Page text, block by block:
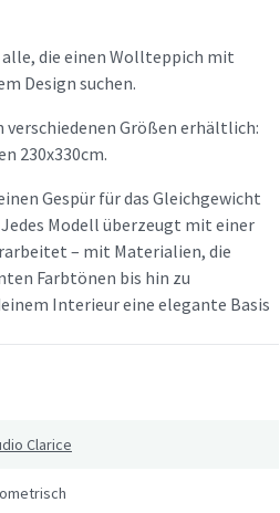
die einen Wollteppich mit
Design suchen.
Größen erhältlich:
230x330cm.
Gespür für das Gleichgewicht
Modell überzeugt mit einer
– mit Materialien, die
Farbtönen bis hin zu
Interieur eine elegante Basis
Clarice